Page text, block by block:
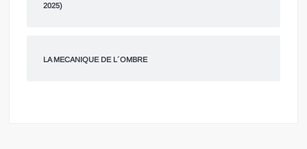
2025)
LA MECANIQUE DE L´OMBRE